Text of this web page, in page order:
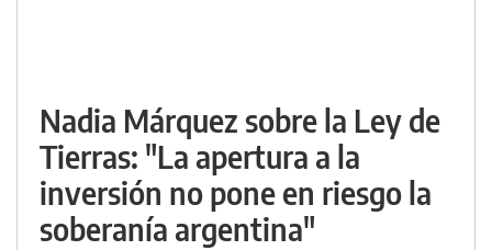
Nadia Márquez sobre la Ley de
Tierras: "La apertura a la
inversión no pone en riesgo la
soberanía argentina"